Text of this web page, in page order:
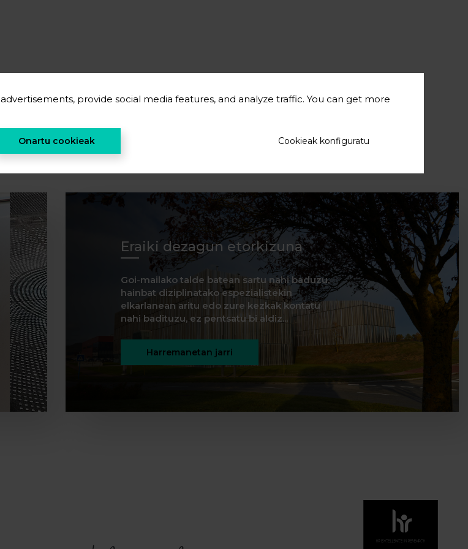
Eraiki dezagun etorkizuna
Goi-mailako talde batean sartu nahi baduzu,
hainbat diziplinatako espezialistekin
elkarlanean aritu edo zure kezkak kontatu
nahi badituzu, ez pentsatu bi aldiz...
Harremanetan jarri
provide social media features, and analyze traffic. You can get more
Onartu cookieak Cookieak konfiguratu